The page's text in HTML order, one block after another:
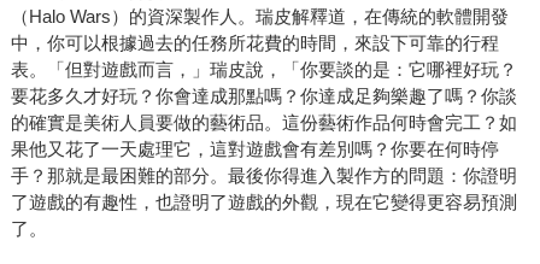
（Halo Wars）的資深製作人。瑞皮解釋道，在傳統的軟體開發
中，你可以根據過去的任務所花費的時間，來設下可靠的行程
表。「但對遊戲而言，」瑞皮說，「你要談的是：它哪裡好玩？
要花多久才好玩？你會達成那點嗎？你達成足夠樂趣了嗎？你談
的確實是美術人員要做的藝術品。這份藝術作品何時會完工？如
果他又花了一天處理它，這對遊戲會有差別嗎？你要在何時停
手？那就是最困難的部分。最後你得進入製作方的問題：你證明
了遊戲的有趣性，也證明了遊戲的外觀，現在它變得更容易預測
了。